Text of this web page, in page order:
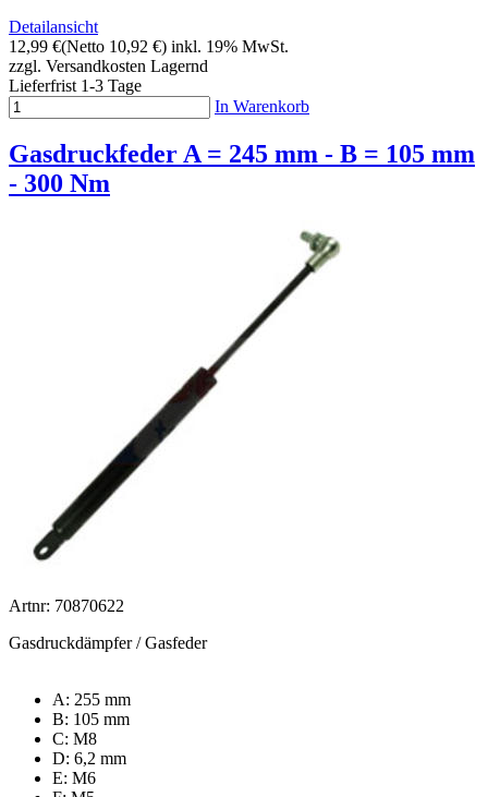
Detailansicht
12,99 €(Netto 10,92 €) inkl. 19% MwSt.
zzgl. Versandkosten Lagernd
Lieferfrist 1-3 Tage
In Warenkorb
Gasdruckfeder A = 245 mm - B = 105 mm
- 300 Nm
Artnr: 70870622
Gasdruckdämpfer / Gasfeder
A: 255 mm
B: 105 mm
C: M8
D: 6,2 mm
E: M6